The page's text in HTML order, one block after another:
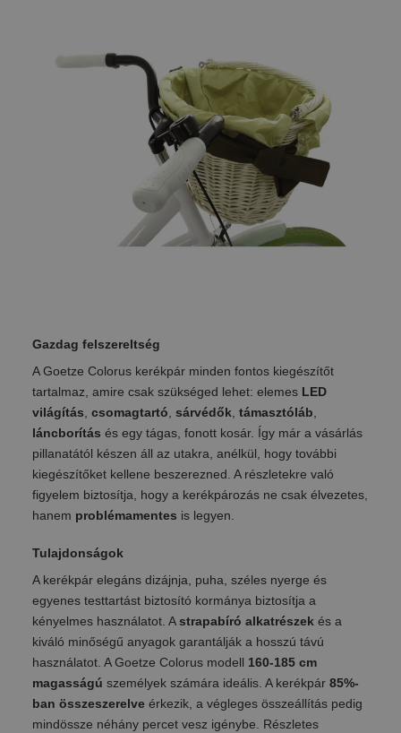
Gazdag felszereltség
A Goetze Colorus kerékpár minden fontos kiegészítőt
tartalmaz, amire csak szükséged lehet: elemes LED
világítás, csomagtartó, sárvédők, támasztóláb,
láncborítás és egy tágas, fonott kosár. Így már a vásárlás
pillanatától készen áll az utakra, anélkül, hogy további
kiegészítőket kellene beszerezned. A részletekre való
figyelem biztosítja, hogy a kerékpározás ne csak élvezetes,
hanem problémamentes is legyen.
Tulajdonságok
A kerékpár elegáns dizájnja, puha, széles nyerge és
egyenes testtartást biztosító kormánya biztosítja a
kényelmes használatot. Astrapabíró alkatrészekés a
kiváló minőségű anyagok garantálják a hosszú távú
használatot. A Goetze Colorus modell 160-185 cm
magasságú személyek számára ideális. A kerékpár 85%-
ban összeszerelveérkezik, a végleges összeállítás pedig
mindössze néhány percet vesz igénybe. Részletes